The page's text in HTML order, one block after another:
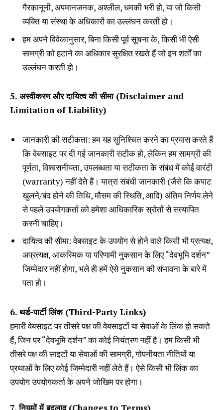
गैरकानूनी, अपमानजनक, अश्लील, धमकी भरी हो, या जो किसी
व्यक्ति या संस्था के अधिकारों का उल्लंघन करती हो।
हम अपने विवेकानुसार, बिना किसी पूर्व सूचना के, किसी भी ऐसी
सामग्री को हटाने का अधिकार सुरक्षित रखते हैं जो इन शर्तों का
उल्लंघन करती हो।
5. अस्वीकरण और दायित्व की सीमा (Disclaimer and
Limitation of Liability)
जानकारी की सटीकता: हम यह सुनिश्चित करने का प्रयास करते हैं
कि वेबसाइट पर दी गई जानकारी सटीक हो, लेकिन हम सामग्री की
पूर्णता, विश्वसनीयता, उपलब्धता या सटीकता के संबंध में कोई वारंटी
(warranty) नहीं देते हैं। यात्रा संबंधी जानकारी (जैसे कि कपाट
खुलने/बंद होने की तिथि, मौसम की स्थिति, आदि) अंतिम निर्णय लेने
से पहले उपयोगकर्ता को हमेशा आधिकारिक स्रोतों से सत्यापित
करनी चाहिए।
दायित्व की सीमा: वेबसाइट के उपयोग से होने वाले किसी भी प्रत्यक्ष,
अप्रत्यक्ष, आकस्मिक या परिणामी नुकसान के लिए “देवभूमि दर्शन”
जिम्मेदार नहीं होगा, भले ही हमें ऐसे नुकसान की संभावना के बारे में
पता हो।
6. थर्ड-पार्टी लिंक (Third-Party Links)
हमारी वेबसाइट पर तीसरे पक्ष की वेबसाइटों या सेवाओं के लिंक हो सकते
हैं, जिन पर “देवभूमि दर्शन” का कोई नियंत्रण नहीं है। हम किसी भी
तीसरे पक्ष की साइटों या सेवाओं की सामग्री, गोपनीयता नीतियों या
प्रथाओं के लिए कोई जिम्मेदारी नहीं लेते हैं। ऐसे किसी भी लिंक का
उपयोग उपयोगकर्ता के अपने जोखिम पर होगा।
7. नियमों में बदलाव (Changes to Terms)